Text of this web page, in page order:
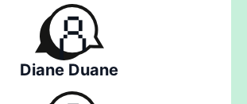
Diane Duane